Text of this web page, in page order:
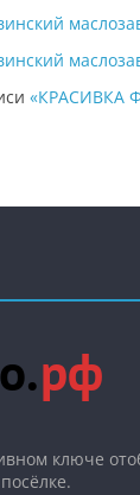
«КРАСИВКА
ключе